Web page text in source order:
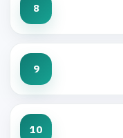
8
9
10